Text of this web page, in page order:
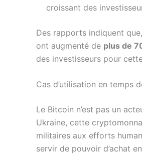
croissant des
Des rapports indiquent
ont augmenté de plus de
des investisseurs pour
Cas d’utilisation en temps
Le Bitcoin n’est pas un
Ukraine, cette
militaires aux efforts
servir de pouvoir d’achat